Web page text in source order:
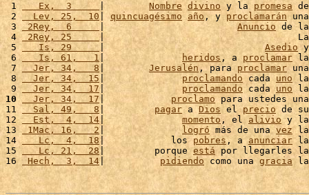
1
   Ex,  3
| Nombre divino y la promesa
2
  Lev, 25,  10
| quincuagésimo año , y proclamarán
3 2Rey,  6 | Anuncio de
4
2Rey, 25 |
5
   Is, 29
| Asedio
6
   Is, 61,   1
| heridos , a proclamar
7
  Jer, 34,   8
| Jerusalén , para proclamar
8
  Jer, 34,  15
| proclamando cada uno
9
  Jer, 34,  17
| proclamando cada uno
10
  Jer, 34,  17
| proclamo para ustedes
11
  Sal, 49,   8
| pagar a Dios el precio de
12
  Est,  4,  14
| momento , el alivio y
13
1Mac, 16,   2| logró más de una vez
14
   Lc,  4,  18
|            los pobres, a anunciar
15
   Lc, 21,  28
|         porque está por llegarles
16
Hech,  3,  14| pidiendo como una gracia